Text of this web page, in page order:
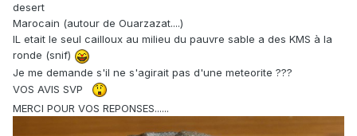
desert
Marocain (autour de Ouarzazat....)
IL etait le seul cailloux au milieu du pauvre sable a des KMS à la
ronde (snif)
Je me demande s'il ne s'agirait pas d'une meteorite ???
VOS AVIS SVP
MERCI POUR VOS REPONSES......